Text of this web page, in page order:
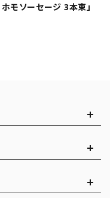
モソーセージ 3本束」